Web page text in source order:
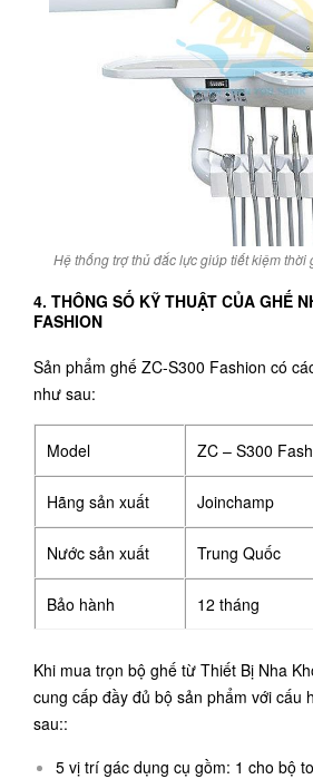
Hệ thống trợ thủ đắc lực giúp tiết kiệm thời
4. THÔNG SỐ KỸ THUẬT CỦA GHẾ
FASHION
Sản phẩm ghế ZC-S300 Fashion có
như sau:
Model ZC – S300
Hãng sản xuất Joinchamp
Nước sản xuất Trung Quốc
Bảo hành 12 tháng
Khi mua trọn bộ ghế từ Thiết Bị Nha
cung cấp đầy đủ bộ sản phẩm với cấu
sau::
5 vị trí gác dụng cụ gồm: 1 cho bộ